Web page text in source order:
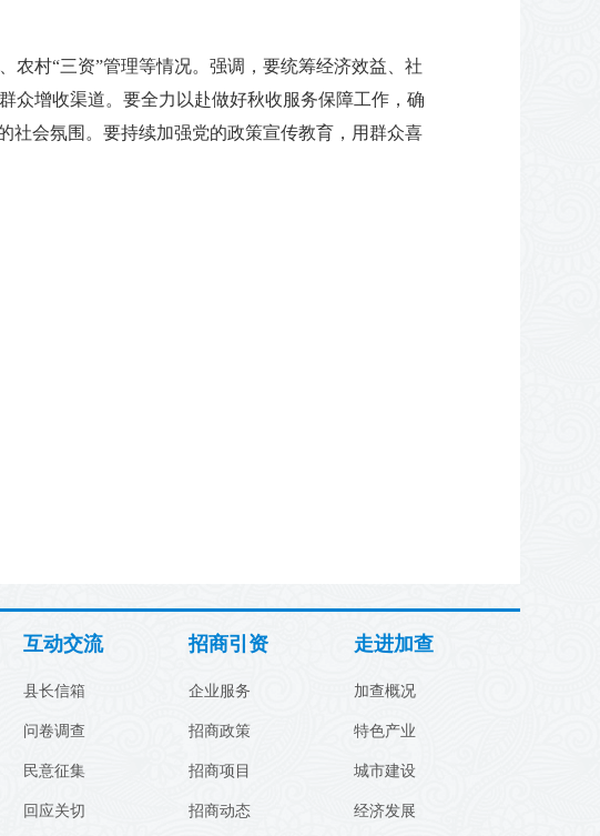
农村“三资”管理等情况。强调，要统筹经济效益、社
众增收渠道。要全力以赴做好秋收服务保障工作，确
社会氛围。要持续加强党的政策宣传教育，用群众喜
互动交流
县长信箱
问卷调查
民意征集
回应关切
招商引资
企业服务
招商政策
招商项目
招商动态
走进加查
加查概况
特色产业
城市建设
经济发展